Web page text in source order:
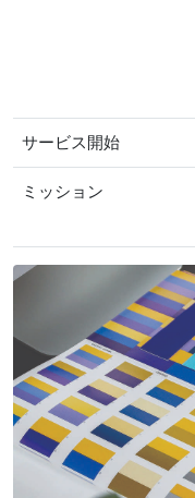
サービス開始
ミッション